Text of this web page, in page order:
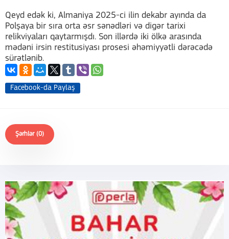
Qeyd edək ki, Almaniya 2025-ci ilin dekabr ayında da
Polşaya bir sıra orta əsr sənədləri və digər tarixi
relikviyaları qaytarmışdı. Son illərdə iki ölkə arasında
mədəni irsin restitusiyası prosesi əhəmiyyətli dərəcədə
sürətlənib.
Facebook-da Paylaş
Şərhlər (0)